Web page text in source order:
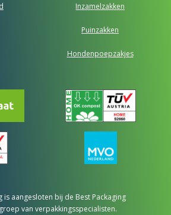
Inzamelzakken
Puinzakken
Hondenpoepzakjes
is aangesloten bij de Best Packaging
van verpakkingsspecialisten.